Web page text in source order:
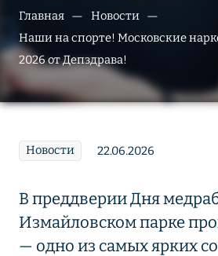
Главная — Новости —
Наши на спорте! Московские
2026 от Депздрава!
Новости 22.06.2026
В преддверии Дня
Измайловском парке
— одно из самых ярких